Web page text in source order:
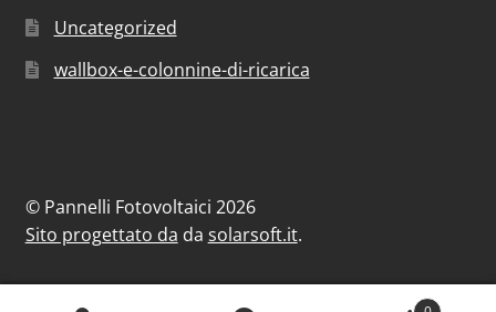
Uncategorized
wallbox-e-colonnine-di-ricarica
© Pannelli Fotovoltaici 2026
Sito progettato da da solarsoft.it.